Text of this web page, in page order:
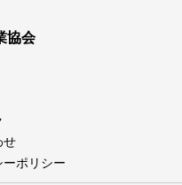
協会
せ
ーポリシー